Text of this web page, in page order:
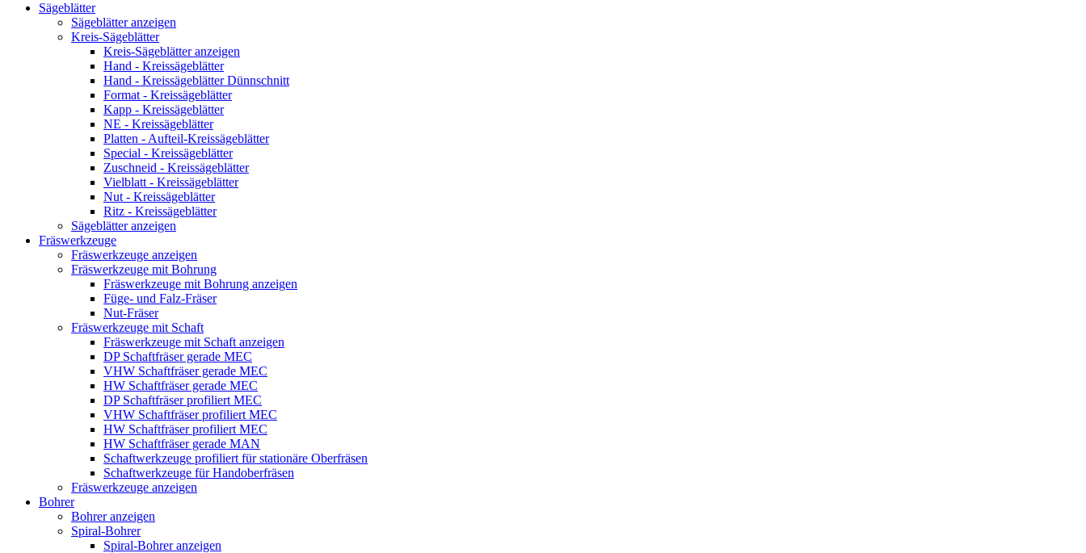
Sägeblätter
Sägeblätter anzeigen
Kreis-Sägeblätter
Kreis-Sägeblätter anzeigen
Hand - Kreissägeblätter
Hand - Kreissägeblätter Dünnschnitt
Format - Kreissägeblätter
Kapp - Kreissägeblätter
NE - Kreissägeblätter
Platten - Aufteil-Kreissägeblätter
Special - Kreissägeblätter
Zuschneid - Kreissägeblätter
Vielblatt - Kreissägeblätter
Nut - Kreissägeblätter
Ritz - Kreissägeblätter
Sägeblätter anzeigen
Fräswerkzeuge
Fräswerkzeuge anzeigen
Fräswerkzeuge mit Bohrung
Fräswerkzeuge mit Bohrung anzeigen
Füge- und Falz-Fräser
Nut-Fräser
Fräswerkzeuge mit Schaft
Fräswerkzeuge mit Schaft anzeigen
DP Schaftfräser gerade MEC
VHW Schaftfräser gerade MEC
HW Schaftfräser gerade MEC
DP Schaftfräser profiliert MEC
VHW Schaftfräser profiliert MEC
HW Schaftfräser profiliert MEC
HW Schaftfräser gerade MAN
Schaftwerkzeuge profiliert für stationäre Oberfräsen
Schaftwerkzeuge für Handoberfräsen
Fräswerkzeuge anzeigen
Bohrer
Bohrer anzeigen
Spiral-Bohrer
Spiral-Bohrer anzeigen